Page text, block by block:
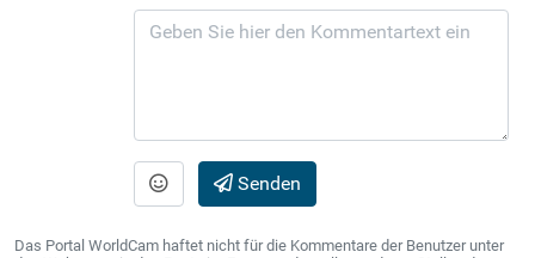
Senden
Das Portal WorldCam haftet nicht für die Kommentare der Benutzer unter